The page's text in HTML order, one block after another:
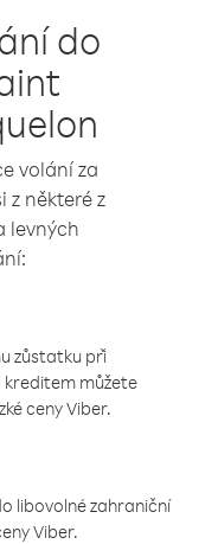
do
volání za
z některé z
levných
zůstatku při
kreditem můžete
ceny Viber.
libovolné zahraniční
Viber.